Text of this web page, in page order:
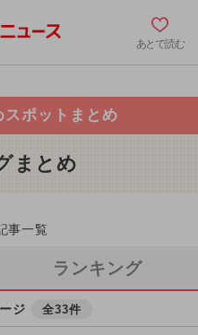
あとで読む
スポットまとめ
まとめ
事一覧
ランキング
ジ 全33件